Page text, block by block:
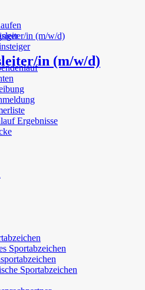
Ergebnisse
Sportabzeichen
Sportabzeichen
in (m/w/d)